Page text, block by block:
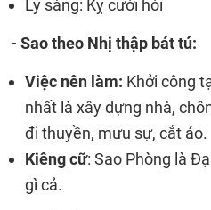
Ly sàng: Kỵ cưới hỏi
- Sao theo Nhị thập bát tú:
Việc nên làm: Khởi công
nhất là xây dựng nhà,
đi thuyền, mưu sự, cắt áo.
Kiêng cữ: Sao Phòng là
gì cả.